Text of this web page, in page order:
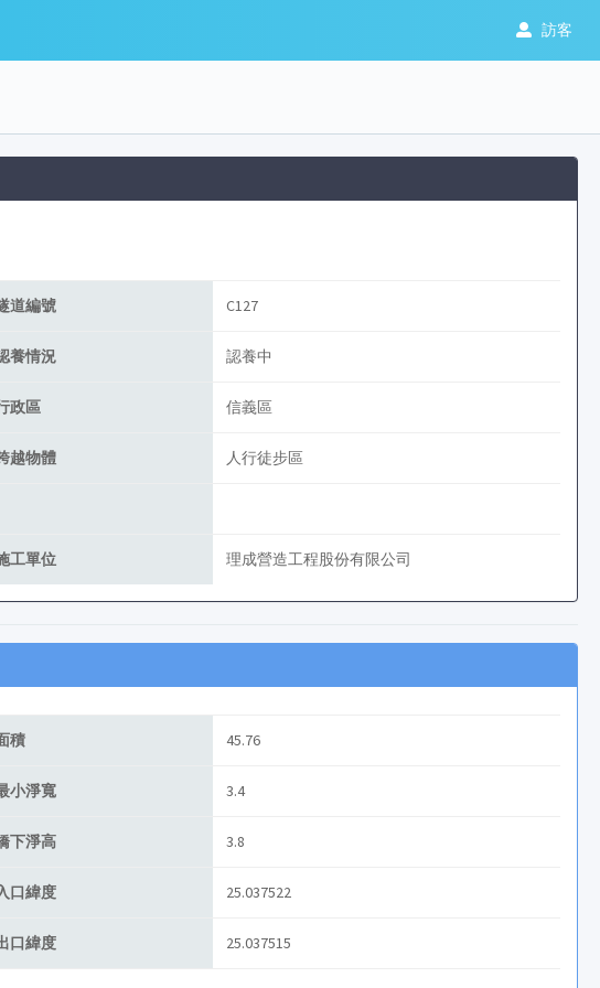
訪客
道編號 C127
養情況 認養中
政區 信義區
越物體 人行徒步區
工單位 理成營造工程股份有限公司
積 45.76
小淨寬 3.4
下淨高 3.8
口緯度 25.037522
口緯度 25.037515